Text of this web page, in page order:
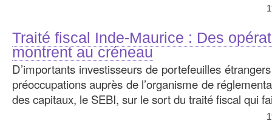
Traité fiscal Inde-Maurice : Des
montrent au créneau
D’importants investisseurs de portefeuilles
préoccupations auprès de l’organisme de
des capitaux, le SEBI, sur le sort du traité fiscal qui